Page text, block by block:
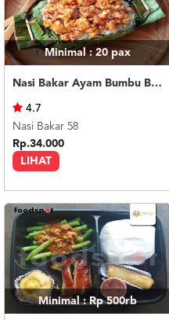
Minimal : 20 pax
Nasi Bakar Ayam Bumbu Bali + Kerupuk
LIHAT
4.7
Nasi Bakar 58
Rp.34.000
Minimal : Rp 500rb